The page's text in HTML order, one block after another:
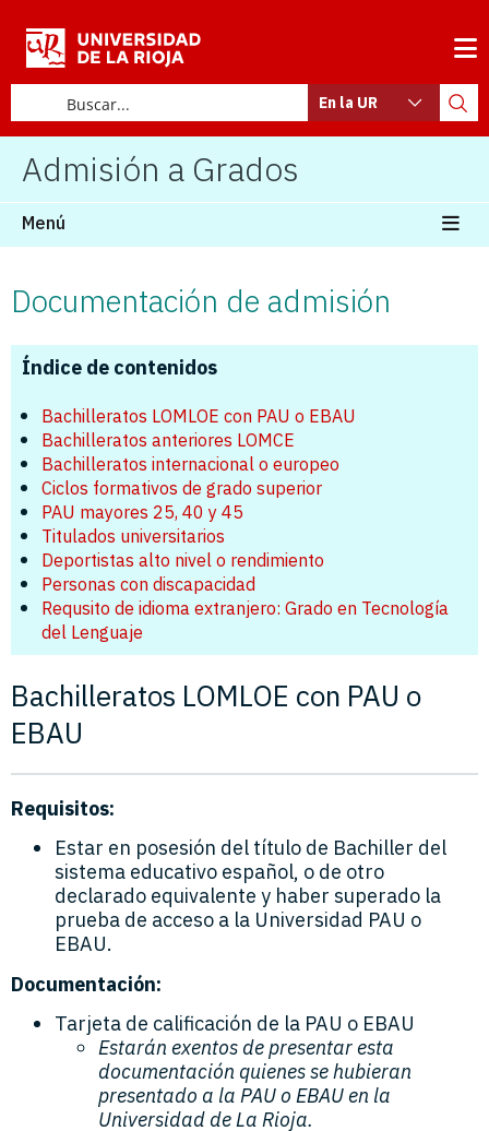
En la UR
Admisión a Grados
Menú
Documentación de admisión
Índice de contenidos
Bachilleratos LOMLOE con PAU o EBAU
Bachilleratos anteriores LOMCE
Bachilleratos internacional o europeo
Ciclos formativos de grado superior
PAU mayores 25, 40 y 45
Titulados universitarios
Deportistas alto nivel o rendimiento
Personas con discapacidad
Requsito de idioma extranjero: Grado en Tecnología
del Lenguaje
Bachilleratos LOMLOE con PAU o
EBAU
Requisitos:
Estar en posesión del título de Bachiller del
sistema educativo español, o de otro
declarado equivalente y haber superado la
prueba de acceso a la Universidad PAU o
EBAU.
Documentación:
Tarjeta de calificación de la PAU o EBAU
Estarán exentos de presentar esta
documentación quienes se hubieran
presentado a la PAU o EBAU en la
Universidad de La Rioja.